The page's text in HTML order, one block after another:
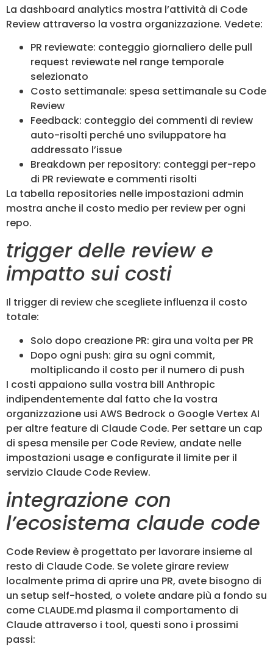
La dashboard analytics mostra l’attività di Code
Review attraverso la vostra organizzazione. Vedete:
PR reviewate: conteggio giornaliero delle pull
request reviewate nel range temporale
selezionato
Costo settimanale: spesa settimanale su Code
Review
Feedback: conteggio dei commenti di review
auto-risolti perché uno sviluppatore ha
addressato l’issue
Breakdown per repository: conteggi per-repo
di PR reviewate e commenti risolti
La tabella repositories nelle impostazioni admin
mostra anche il costo medio per review per ogni
repo.
trigger delle review e
impatto sui costi
Il trigger di review che scegliete influenza il costo
totale:
Solo dopo creazione PR: gira una volta per PR
Dopo ogni push: gira su ogni commit,
moltiplicando il costo per il numero di push
I costi appaiono sulla vostra bill Anthropic
indipendentemente dal fatto che la vostra
organizzazione usi AWS Bedrock o Google Vertex AI
per altre feature di Claude Code. Per settare un cap
di spesa mensile per Code Review, andate nelle
impostazioni usage e configurate il limite per il
servizio Claude Code Review.
integrazione con
l’ecosistema claude code
Code Review è progettato per lavorare insieme al
resto di Claude Code. Se volete girare review
localmente prima di aprire una PR, avete bisogno di
un setup self-hosted, o volete andare più a fondo su
come CLAUDE.md plasma il comportamento di
Claude attraverso i tool, questi sono i prossimi
passi: